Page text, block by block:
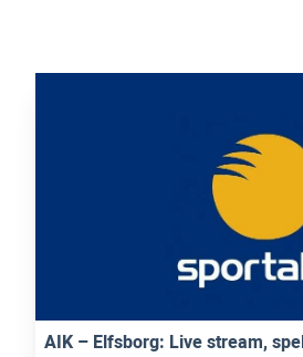
AIK – Elfsborg: Live stream,